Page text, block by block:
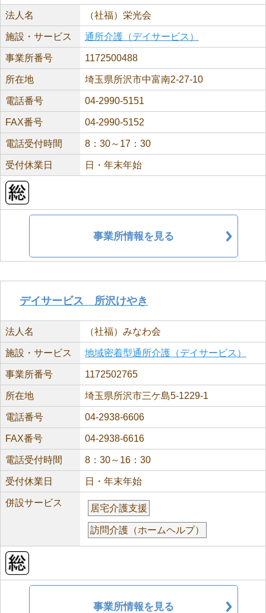
法人名 （社福）栄光会
施設・サービス 通所介護（デイサービス）
事業所番号 1172500488
所在地 埼玉県所沢市中富南2-27-10
電話番号 04-2990-5151
FAX番号 04-2990-5152
電話受付時間 8：30～17：30
受付休業日 日・年末年始
事業所情報を見る
デイサービス 所沢けやき
法人名 （社福）みなわ会
施設・サービス 地域密着型通所介護（デイサービス）
事業所番号 1172502765
所在地 埼玉県所沢市三ケ島5-1229-1
電話番号 04-2938-6606
FAX番号 04-2938-6616
電話受付時間 8：30～16：30
受付休業日 日・年末年始
併設サービス
居宅介護支援
訪問介護（ホームヘルプ）
事業所情報を見る